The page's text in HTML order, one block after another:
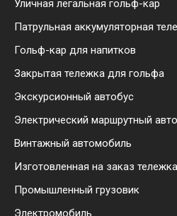
Уличная легальная гольф-кар
Патрульная аккумуляторная
Гольф-кар для напитков
Закрытая тележка для гольфа
Экскурсионный автобус
Электрический маршрутный
Винтажный автомобиль
Изготовленная на заказ
Промышленный грузовик
Электромобиль